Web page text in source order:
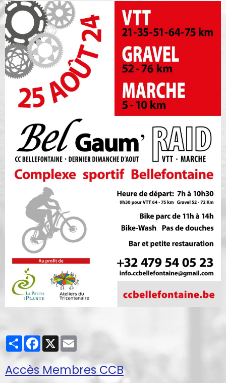
PartagerFacebook
X
Accès Membres CCB